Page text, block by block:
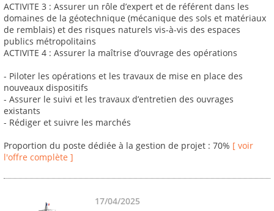
ACTIVITE 3 : Assurer un rôle d’expert et de référent dans les
domaines de la géotechnique (mécanique des sols et matériaux
de remblais) et des risques naturels vis-à-vis des espaces
publics métropolitains
ACTIVITE 4 : Assurer la maîtrise d’ouvrage des opérations
- Piloter les opérations et les travaux de mise en place des
nouveaux dispositifs
- Assurer le suivi et les travaux d’entretien des ouvrages
existants
- Rédiger et suivre les marchés
Proportion du poste dédiée à la gestion de projet : 70% [ voir
l'offre complète ]
17/04/2025